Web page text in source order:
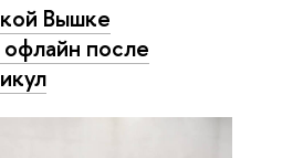
Вышке
после